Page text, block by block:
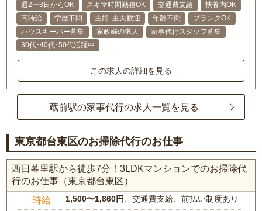
週2〜3日からOK スキマ時間勤務OK 交通費支給
扶養内OK
高時給
学歴不問 主婦･主夫歓迎 年齢不問
ブランクOK
ハウスキーパー募集
家政婦の求人
家事代行スタッフ募集
30代･40代･50代活躍中
この求人の詳細を見る
蔵前駅の家事代行の求人一覧を見る
東京都台東区のお掃除代行のお仕事
西日暮里駅から徒歩7分！3LDKマンションでのお掃除代
行のお仕事（東京都台東区）
時給 1,500〜1,860円 、交通費支給、前払い制度あり